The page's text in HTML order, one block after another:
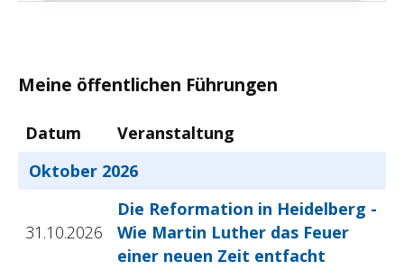
Meine öffentlichen Führungen
Datum
Veranstaltung
Oktober 2026
31.10.2026
Die Reformation in Heidelberg -
Wie Martin Luther das Feuer
einer neuen Zeit entfacht